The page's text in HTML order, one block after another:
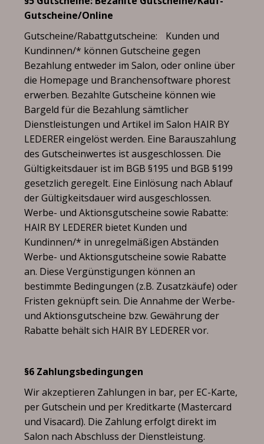
Gutscheine/Online
Gutscheine/Rabattgutscheine: Kunden und
Kundinnen/* können Gutscheine gegen
Bezahlung entweder im Salon, oder online über
die Homepage und Branchensoftware phorest
erwerben. Bezahlte Gutscheine können wie
Bargeld für die Bezahlung sämtlicher
Dienstleistungen und Artikel im Salon HAIR BY
LEDERER eingelöst werden. Eine Barauszahlung
des Gutscheinwertes ist ausgeschlossen. Die
Gültigkeitsdauer ist im BGB §195 und BGB §199
gesetzlich geregelt. Eine Einlösung nach Ablauf
der Gültigkeitsdauer wird ausgeschlossen.
Werbe- und Aktionsgutscheine sowie Rabatte:
HAIR BY LEDERER bietet Kunden und
Kundinnen/* in unregelmäßigen Abständen
Werbe- und Aktionsgutscheine sowie Rabatte
an. Diese Vergünstigungen können an
bestimmte Bedingungen (z.B. Zusatzkäufe) oder
Fristen geknüpft sein. Die Annahme der Werbe-
und Aktionsgutscheine bzw. Gewährung der
Rabatte behält sich HAIR BY LEDERER vor.
§6 Zahlungsbedingungen
Wir akzeptieren Zahlungen in bar, per EC-Karte,
per Gutschein und per Kreditkarte (Mastercard
und Visacard). Die Zahlung erfolgt direkt im
Salon nach Abschluss der Dienstleistung.